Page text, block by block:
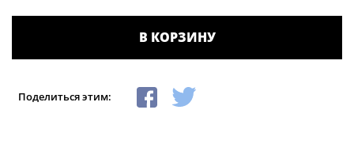
В КОРЗИНУ
Поделиться этим: